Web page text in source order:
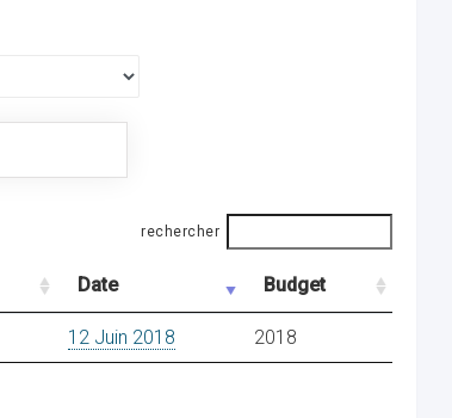
rechercher
Date Budget
12 Juin 2018 2018